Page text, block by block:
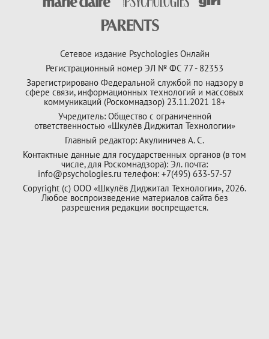
Сетевое издание Psychologies Онлайн
Регистрационный номер ЭЛ № ФС 77 - 82353
Зарегистрировано Федеральной службой по надзору в
сфере связи, информационных технологий и массовых
коммуникаций (Роскомнадзор) 23.11.2021 18+
Учредитель: Общество с ограниченной
ответственностью «Шкулёв Диджитал Технологии»
Главный редактор: Акулиничев А. С.
Контактные данные для государственных органов (в том
числе, для Роскомнадзора): Эл. почта:
info@psychologies.ru телефон: +7(495) 633-57-57
Copyright (с) ООО «Шкулёв Диджитал Технологии», 2026.
Любое воспроизведение материалов сайта без
разрешения редакции воспрещается.